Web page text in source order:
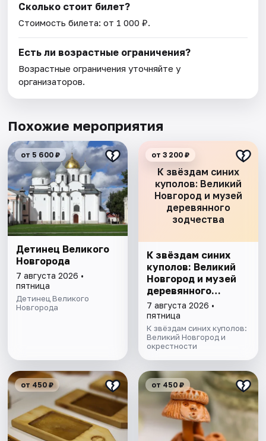
Сколько стоит билет?
Стоимость билета: от 1 000 ₽.
Есть ли возрастные ограничения?
Возрастные ограничения уточняйте у
организаторов.
Похожие мероприятия
от 5 600 ₽
Детинец Великого
Новгорода
7 августа 2026 •
пятница
Детинец Великого
Новгорода
К звёздам синих
куполов: Великий
Новгород и музей
деревянного
зодчества
от 3 200 ₽
К звёздам синих
куполов: Великий
Новгород и музей
деревянного
зодчества
7 августа 2026 •
пятница
К звёздам синих куполов:
Великий Новгород и
окрестности
от 450 ₽ от 450 ₽